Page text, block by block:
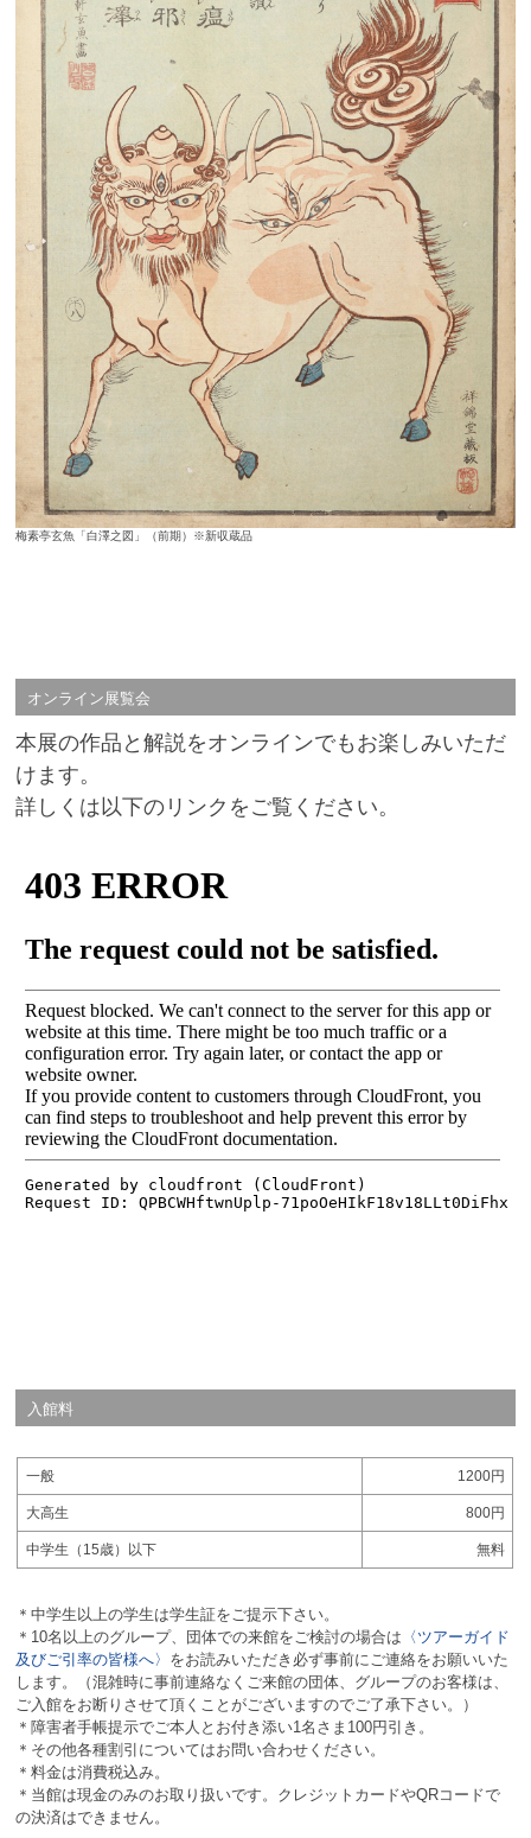
梅素亭玄魚「白澤之図」（前期）※新収蔵品
オンライン展覧会
本展の作品と解説をオンラインでもお楽しみいただ
けます。
詳しくは以下のリンクをご覧ください。
入館料
一般 1200円
大高生 800円
中学生（15歳）以下 無料
＊中学生以上の学生は学生証をご提示下さい。
＊10名以上のグループ、団体での来館をご検討の場合は 〈 ツアーガイド
及びご引率の皆様へ〉 をお読みいただき必ず事前にご連絡をお願いいた
します。（混雑時に事前連絡なくご来館の団体、グループのお客様は、
ご入館をお断りさせて頂くことがございますのでご了承下さい。）
＊障害者手帳提示でご本人とお付き添い1名さま100円引き。
＊その他各種割引についてはお問い合わせください。
＊料金は消費税込み。
＊当館は現金のみのお取り扱いです。クレジットカードやQRコードで
の決済はできません。